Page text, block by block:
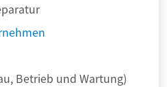
Betrieb und Wartung)